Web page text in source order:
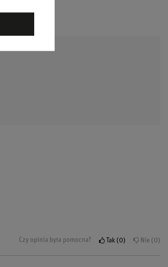
Czy opinia była pomocna? Tak 0 Nie 0